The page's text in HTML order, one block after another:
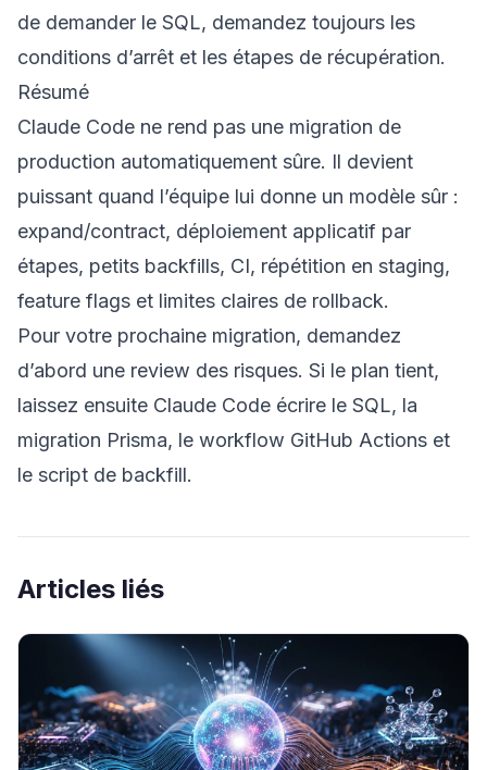
de demander le SQL, demandez toujours les
conditions d’arrêt et les étapes de récupération.
Résumé
Claude Code ne rend pas une migration de
production automatiquement sûre. Il devient
puissant quand l’équipe lui donne un modèle sûr :
expand/contract, déploiement applicatif par
étapes, petits backfills, CI, répétition en staging,
feature flags et limites claires de rollback.
Pour votre prochaine migration, demandez
d’abord une review des risques. Si le plan tient,
laissez ensuite Claude Code écrire le SQL, la
migration Prisma, le workflow GitHub Actions et
le script de backfill.
Articles liés